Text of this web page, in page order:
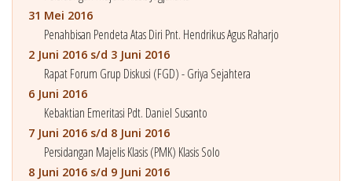
31 Mei 2016
Penahbisan Pendeta Atas Diri Pnt. Hendrikus Agus Raharjo
2 Juni 2016 s/d 3 Juni 2016
Rapat Forum Grup Diskusi (FGD) - Griya Sejahtera
6 Juni 2016
Kebaktian Emeritasi Pdt. Daniel Susanto
7 Juni 2016 s/d 8 Juni 2016
Persidangan Majelis Klasis (PMK) Klasis Solo
8 Juni 2016 s/d 9 Juni 2016